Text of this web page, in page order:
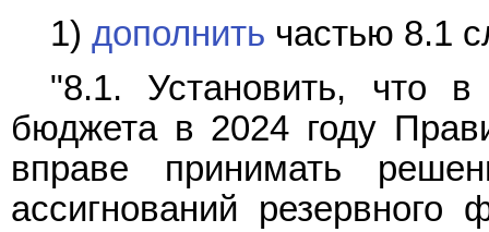
1) дополнить частью 8.1
"8.1. Установить, что в
бюджета в 2024 году
вправе принимать
ассигнований резервного